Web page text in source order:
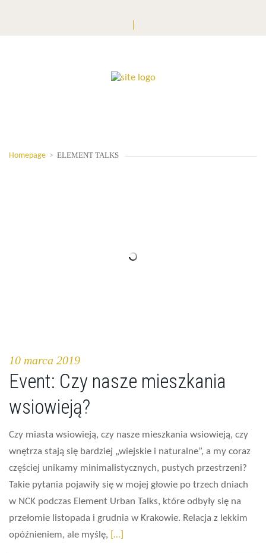
Homepage > ELEMENT TALKS
10 marca 2019
Event: Czy nasze mieszkania
wsiowieją?
Czy miasta wsiowieją, czy nasze mieszkania wsiowieją, czy
wnętrza stają się bardziej „wiejskie i naturalne”, a my coraz
częściej unikamy minimalistycznych, pustych przestrzeni?
Takie pytania pojawiły się w mojej głowie po trzech dniach
w NCK podczas Element Urban Talks, które odbyły się na
przełomie listopada i grudnia w Krakowie. Relacja z lekkim
opóźnieniem, ale myślę, […]